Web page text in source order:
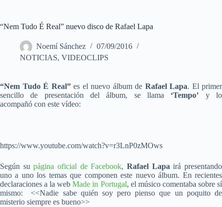
“Nem Tudo É Real” nuevo disco de Rafael Lapa
Noemí Sánchez
07/09/2016
NOTICIAS, VIDEOCLIPS
“Nem Tudo É Real”es el nuevo álbum de Rafael Lapa. El primer
sencillo de presentación del álbum, se llama ‘Tempo’ y lo
acompañó con este vídeo:
https://www.youtube.com/watch?v=r3LnP0zMOws
Según supágina oficial de Facebook,Rafael Lapa irá presentando
uno a uno los temas que componen este nuevo álbum. En recientes
declaraciones a la webMade in Portugal, el músico comentaba sobre sí
mismo: <<Nadie sabe quién soy pero pienso que un poquito de
misterio siempre es bueno>>